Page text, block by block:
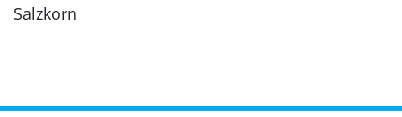
Salzkorn